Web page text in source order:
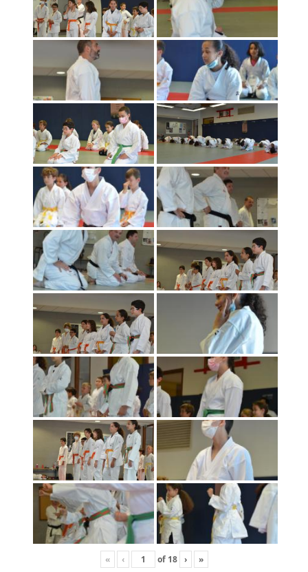
« ‹ of 18 › »